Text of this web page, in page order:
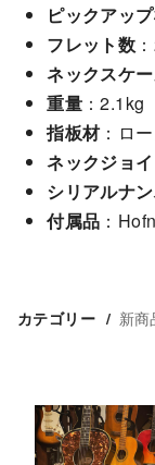
ピックアッ
フレット数
ネックスケ
重量 ：2.1kg
指板材：ロ
ネックジョ
シリアルナ
付属品 ：
カテゴリー 新商